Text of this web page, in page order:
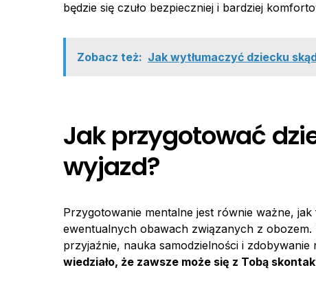
będzie się czuło bezpieczniej i bardziej
Zobacz też: Jak wytłumaczyć dziecku
Jak przygotować
wyjazd?
Przygotowanie mentalne jest równie ważne,
ewentualnych obawach związanych z
przyjaźnie, nauka samodzielności i zdobywanie
wiedziało, że zawsze może się z Tobą